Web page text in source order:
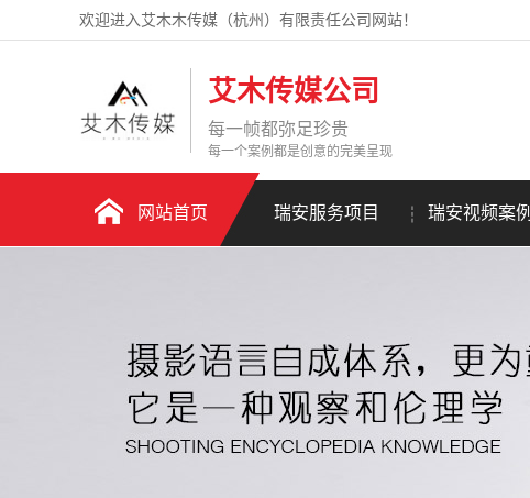
欢迎进入艾木木传媒（杭州）有限责任公司网站！
艾木传媒公司
每一帧都弥足珍贵
每一个案例都是创意的完美呈现
网站首页 瑞安服务项目 瑞安视频案例